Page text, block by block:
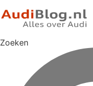
Zoeken